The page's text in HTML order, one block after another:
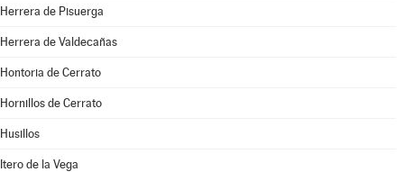
Herrera de Pisuerga
Herrera de Valdecañas
Hontoria de Cerrato
Hornillos de Cerrato
Husillos
Itero de la Vega